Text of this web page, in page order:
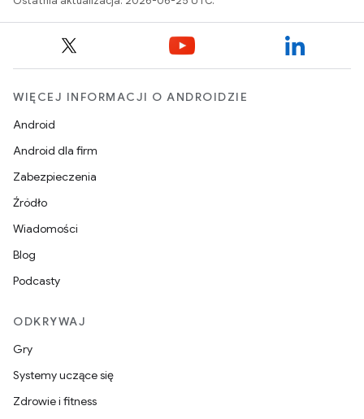
WIĘCEJ INFORMACJI O ANDROIDZIE
Android
Android dla firm
Zabezpieczenia
Źródło
Wiadomości
Blog
Podcasty
ODKRYWAJ
Gry
Systemy uczące się
Zdrowie i fitness